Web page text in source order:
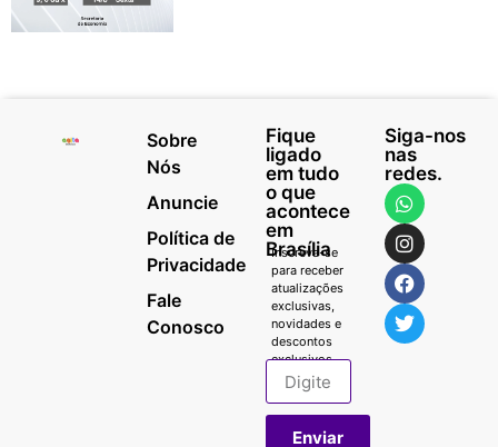
Sobre
Nós
Anuncie
Política de
Privacidade
Fale
Conosco
Fique
ligado
em tudo
o que
acontece
em
Brasília
Inscreva-se
para receber
atualizações
exclusivas,
novidades e
descontos
exclusivos.
Enviar
Siga-nos
nas
redes.